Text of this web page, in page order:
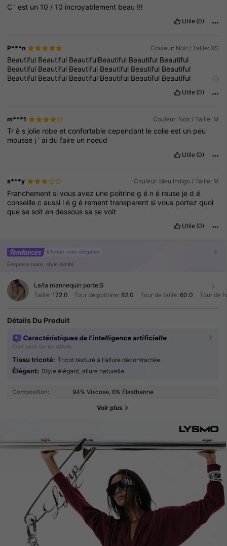
C’est un 10 / 10 incroyablement beau !!!
Utile (0)
P***n Couleur: Noir / Taille: XS
Beautiful Beautiful BeautifulBeautiful Beautiful Beautiful
Beautiful Beautiful Beautiful Beautiful Beautiful Beautiful
Beautiful Beautiful Beautiful Beautiful Beautiful Beautiful
Beautiful
Beautiful Beautiful
BeautifulBeautiful BeautifulBeautiful
BeautifulBeautifulBeautifulBeautifulBeautifulBeautiful
BeautifulBeautifulBeautifulBeautiful
Beautiful
Beautiful
BeautifulBeautiful BeautifulBeautiful
Beautiful
Beautiful
BeautifulBeautifulBeautifulBeautifulBeautiful Beautiful
BeautifulBeautifulBeautifulBeautifulB
Utile (0)
m***1 Couleur: Noir / Taille: M
Trè s jolie robeetconfortablecependant lecolleest un peu
mousse j’ aidufaire un noeud
Utile (0)
s***y Couleur: bleu indigo / Taille: M
Franchement sivous avez une poitrinegé né reuse jedé
conseillec aussi légè rementtransparent sivous portezquoi
que se soitendessous sa sevoit
Utile (0)
#Tenue noire élégante
Élégance noire, style illimité
Le/la mannequin porte:S
Taille: 172.0 Tour de poitrine: 82.0 Tour de taille: 60.0 Tour de
Détails Du Produit
Caractéristiques de l'intelligence artificielle
Créé basé sur les détails
Tissu tricoté: Tricot texturé à l'allure décontractée.
Élégant: Style élégant, allure naturelle.
Composition: 94% Viscose, 6% Élasthanne
Voir plus